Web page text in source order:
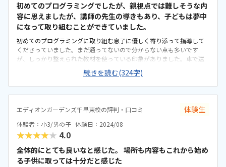
初めてのプログラミングでしたが、親視点では難しそうな内
容に思えましたが、講師の先生の導きもあり、子どもは夢中
になって取り組むことができていました。
初めてのプログラミングに取り組む息子に優しく寄り添って指導して
くださっていました。まだ通ってないので分からない点も多いです
が、しっかり整えられた教材を使っている印象がありました。車で送
迎するため、希望する時間は少し混雑する時間帯ですが、駐車場など
は広く停めやすい感じでした。活動するには充分な広さと設備があり
ました。使用する教材なども綺麗に整備されていました。料金は高め
に感じましたが、しょうがないかなと思っています。休んでしまった
を用いた教材であること、トライアンドエラーを繰り返す時間が充分
にあること、最後に学んだことや気づいたことを発表する時間がある
ことがとても良かったです。
続きを読む(324字)
エディオンガーデンズ千早東校の評判・口コミ 体験生
体験者：小3/男の子 体験日：2024/08
★★★★★ 4.0
全体的にとても良いなと感じた。 場所も内容もこれから始め
る子供に取っては十分だと感じた